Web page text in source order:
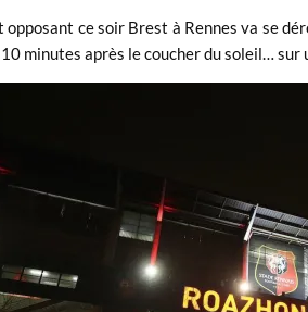
ce soir Brest à Rennes va se
minutes après le coucher du soleil… sur